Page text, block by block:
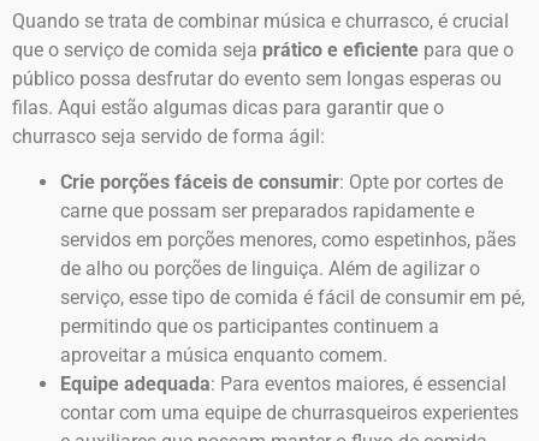
Quando se trata de combinar música e churrasco, é crucial
que o serviço de comida seja prático e eficiente para que o
público possa desfrutar do evento sem longas esperas ou
filas. Aqui estão algumas dicas para garantir que o
churrasco seja servido de forma ágil:
Crie porções fáceis de consumir: Opte por cortes de
carne que possam ser preparados rapidamente e
servidos em porções menores, como espetinhos, pães
de alho ou porções de linguiça. Além de agilizar o
serviço, esse tipo de comida é fácil de consumir em pé,
permitindo que os participantes continuem a
aproveitar a música enquanto comem.
Equipe adequada: Para eventos maiores, é essencial
contar com uma equipe de churrasqueiros experientes